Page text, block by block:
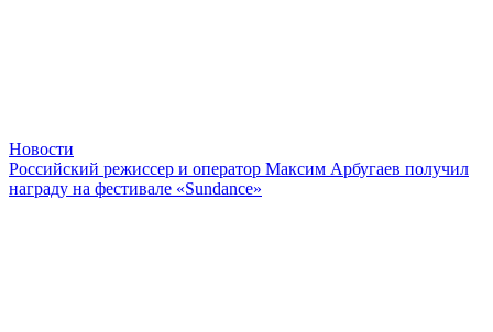
Новости
Российский режиссер и оператор Максим Арбугаев получил
награду на фестивале «Sundance»